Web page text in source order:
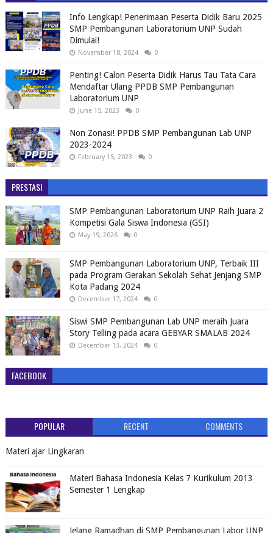
Info Lengkap! Penerimaan Peserta Didik Baru 2025
SMP Pembangunan Laboratorium UNP Sudah
Dimulai!
November 18, 2024 0
Penting! Calon Peserta Didik Harus Tau Tata Cara
Mendaftar Ulang PPDB SMP Pembangunan
Laboratorium UNP
June 15, 2023 0
Non Zonasi! PPDB SMP Pembangunan Lab UNP
2023-2024
February 15, 2023 0
PRESTASI
SMP Pembangunan Laboratorium UNP Raih Juara 2
Kompetisi Gala Siswa Indonesia (GSI)
May 19, 2026 0
SMP Pembangunan Laboratorium UNP, Terbaik III
pada Program Gerakan Sekolah Sehat Jenjang SMP
Kota Padang 2024
December 17, 2024 0
Siswi SMP Pembangunan Lab UNP meraih Juara
Story Telling pada acara GEBYAR SMALAB 2024
December 13, 2024 0
FACEBOOK
POPULAR RECENT COMMENTS
Materi ajar Lingkaran
Materi Bahasa Indonesia Kelas 7 Kurikulum 2013
Semester 1 Lengkap
Jelang Ramadhan di SMP Pembangunan Labor UNP